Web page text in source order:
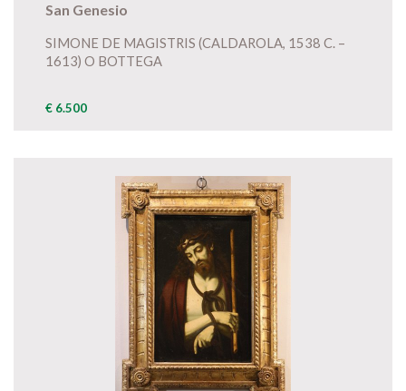
San Genesio
SIMONE DE MAGISTRIS (CALDAROLA, 1538 C. –
1613) O BOTTEGA
€ 6.500